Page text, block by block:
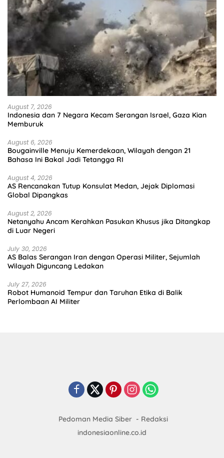
August 7, 2026
Indonesia dan 7 Negara Kecam Serangan Israel, Gaza Kian
Memburuk
August 6, 2026
Bougainville Menuju Kemerdekaan, Wilayah dengan 21
Bahasa Ini Bakal Jadi Tetangga RI
August 4, 2026
AS Rencanakan Tutup Konsulat Medan, Jejak Diplomasi
Global Dipangkas
August 2, 2026
Netanyahu Ancam Kerahkan Pasukan Khusus jika Ditangkap
di Luar Negeri
July 30, 2026
AS Balas Serangan Iran dengan Operasi Militer, Sejumlah
Wilayah Diguncang Ledakan
July 27, 2026
Robot Humanoid Tempur dan Taruhan Etika di Balik
Perlombaan AI Militer
Pedoman Media Siber
Redaksi
indonesiaonline.co.id